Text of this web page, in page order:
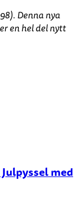
Denna nya
en hel del nytt
med